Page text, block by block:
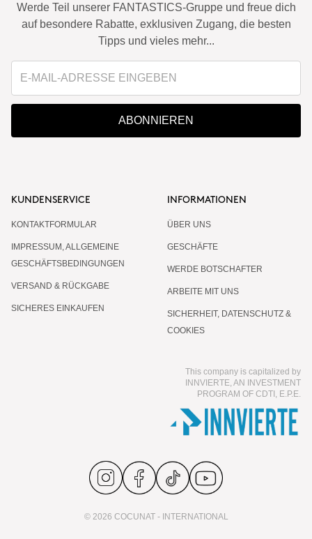
Werde Teil unserer FANTASTICS-Gruppe und freue dich
auf besondere Rabatte, exklusiven Zugang, die besten
Tipps und vieles mehr...
ABONNIEREN
KUNDENSERVICE
KONTAKTFORMULAR
IMPRESSUM, ALLGEMEINE
GESCHÄFTSBEDINGUNGEN
VERSAND & RÜCKGABE
SICHERES EINKAUFEN
INFORMATIONEN
ÜBER UNS
GESCHÄFTE
WERDE BOTSCHAFTER
ARBEITE MIT UNS
SICHERHEIT, DATENSCHUTZ &
COOKIES
This company is capitalized by
INNVIERTE, AN INVESTMENT
PROGRAM OF CDTI, E.P.E.
© 2026 COCUNAT - INTERNATIONAL